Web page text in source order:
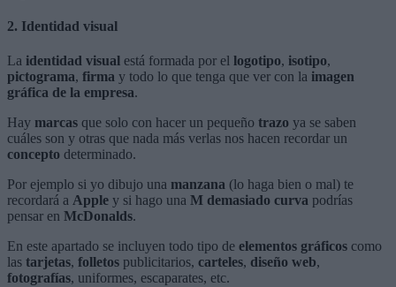
2. Identidad visual
La identidad visual está formada por el logotipo, isotipo,
pictograma, firma y todo lo que tenga que ver con la imagen
gráfica de la empresa.
Hay marcas que solo con hacer un pequeño trazo ya se saben
cuáles son y otras que nada más verlas nos hacen recordar un
concepto determinado.
Por ejemplo si yo dibujo una manzana (lo haga bien o mal) te
recordará a Apple y si hago una M demasiado curva podrías
pensar en McDonalds.
En este apartado se incluyen todo tipo de elementos gráficos como
las tarjetas, folletos publicitarios, carteles, diseño web,
fotografías, uniformes, escaparates, etc.